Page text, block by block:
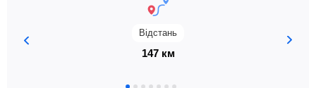
Відстань
147 км